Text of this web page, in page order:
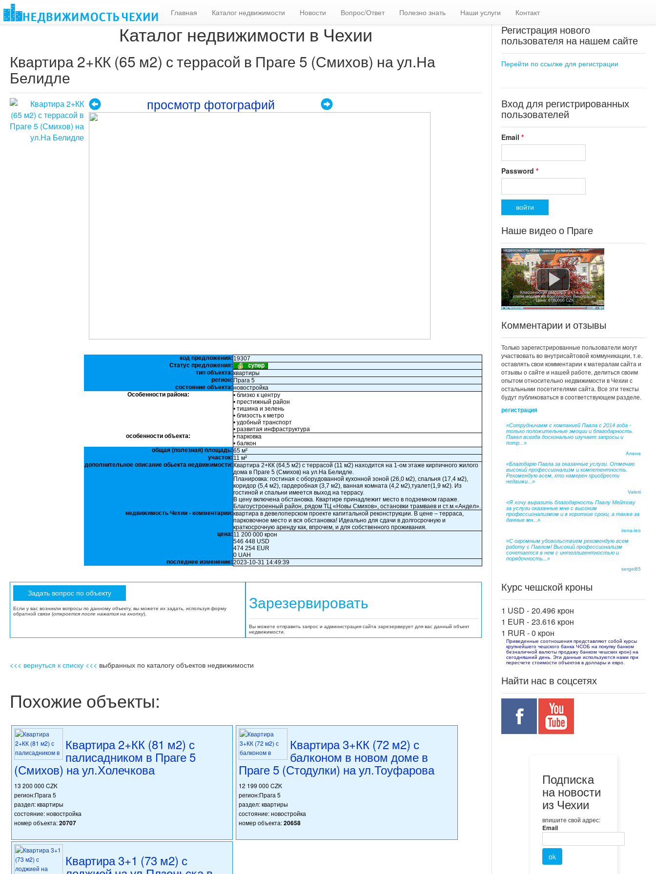
Главная Каталог недвижимости Новости Вопрос/Ответ Полезно знать Наши услуги Контакт
Каталог недвижимости в Чехии
Квартира 2+КК (65 м2) с террасой в Праге 5 (Смихов) на ул.На
Белидле
просмотр фотографий
код предложения: 19307
Статус предложения:
тип объекта:квартиры
регион: Прага 5
состояние объекта:новостройка
Особенности района:
• близко к центру
• престижный район
• тишина и зелень
• близость к метро
• удобный транспорт
• развитая инфраструктура
особенности объекта:
• парковка
• балкон
общая (полезная) площадь:65 м²
участок: 11 м²
дополнительное описание обьекта недвижимости: Квартира 2+КК (64,5 м2) с террасой (11 м2) находится на 1-ом этаже кирпичного жилого
дома в Праге 5 (Смихов) на ул.На Белидле.
Планировка: гостиная с оборудованной кухонной зоной (26,0 м2), спальня (17,4 м2),
коридор (5,4 м2), гардеробная (3,7 м2), ванная комната (4,2 м2),туалет(1,9 м2). Из
гостиной и спальни имеется выход на террасу.
В цену включена обстановка. Квартире принадлежит место в подземном гараже.
Благоустроенный район, рядом ТЦ «Новы Смихов», остановки трамваев и ст.м.«Андел».
недвижимость Чехии - комментарии:квартира в девелоперском проекте капитальной реконструкции. В цене – терраса,
парковочное место и вся обстановка! Идеально для сдачи в долгосрочную и
краткосрочную аренду как, впрочем, и для собственного проживания.
цена: 11 200 000 крон
546 448 USD
474 254 EUR
0 UAH
последнее изменение:2023-10-31 14:49:39
Если у вас возникли вопросы по данному объекту, вы можете их задать, используя форму
обратной связи (откроется после нажатия на кнопку).
Зарезервировать
Вы можете отправить запрос и администрация сайта зарезервирует для вас данный объект
недвижимости.
<<< вернуться к списку <<< выбранных по каталогу объектов недвижимости
Похожие объекты:
Квартира 2+КК (81 м2) с
палисадником в Праге 5
(Смихов) на ул.Холечкова
13 200 000 CZK
регион:Прага 5
раздел: квартиры
состояние: новостройка
номер объекта:20707
Квартира 3+КК (72 м2) с
балконом в новом доме в
Праге 5 (Стодулки) на ул.Тоуфарова
12 199 000 CZK
регион:Прага 5
раздел: квартиры
состояние: новостройка
номер объекта:20658
Квартира 3+1 (73 м2) с
Регистрация нового
пользователя на нашем сайте
Перейти по ссылке для регистрации
Вход для регистрированных
пользователей
Email *
Password *
Наше видео о Праге
Комментарии и отзывы
Только зарегистрированные пользователи могут
участвовать во внутрисайтовой коммуникации, т.е.
оставлять свои комментарии к матералам сайта и
отзывы о сайте и нашей работе, делиться своим
опытом относительно недвижимости в Чехии с
остальными посетителями сайта. Все эти тексты
будут публиковаться в соответствующем разделе.
регистрация
«Сотрудничаем с компанией Павла с 2014 года -
только положительные эмоции и благодарность.
Павел всегда досконально изучает запросы и
потр...»
Алена
«Благодарю Павла за оказанные услуги. Отмечаю
высокий профессионализм и компетентность.
Рекомендую всем, кто намерен приобрести
недвижи...»
Valerii
«Я хочу выразить благодарность Павлу Мейтову
за услуги оказанные мне с высоким
профессионализмом и в короткие сроки, а также за
данные мн...»
irena-leo
«С огромным удовольствием рекомендую всем
работу с Павлом! Высокий профессионализм
сочетается в нем с интеллигентностью и
порядочность...»
sergei65
Курс чешской кроны
1 USD - 20.496 крон
1 EUR - 23.616 крон
1 RUR -0 крон
Приведенные соотношения представляют собой курсы
крупнейшего чешского банка ЧСОБ на покупку банком
безналичной валюты продажу банком чешских крон) на
сегодняшний день. Эти данные используются нами при
пересчете стоимости объектов в доллары и евро.
Найти нас в соцсетях
Подписка
на новости
из Чехии
впишите свой адрес:
Email